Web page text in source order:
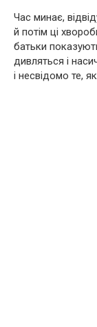
Час минає,
й потім ці
батьки
дивляться і
і несвідомо те,